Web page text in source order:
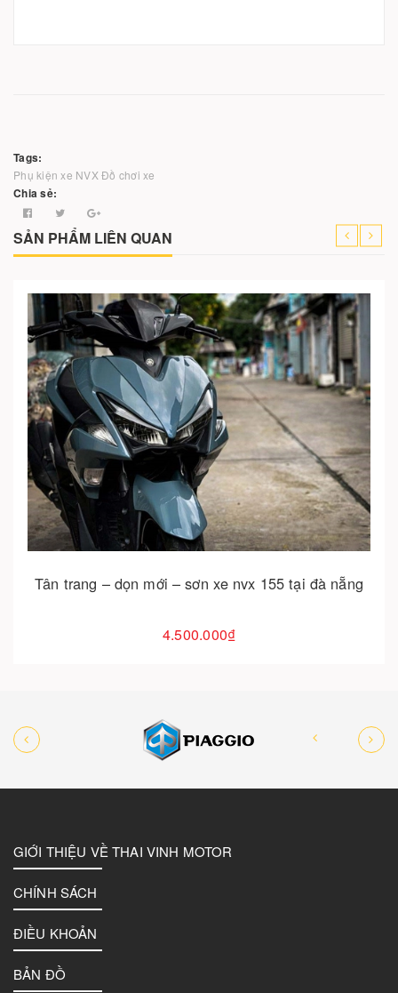
Tags:
Phụ kiện xe NVXĐồ chơi xe
Chia sẻ:
SẢN PHẨM LIÊN QUAN
Tân trang – dọn mới – sơn xe nvx 155 tại đà nẵng
4.500.000₫
Cho vào giỏ hàng
GIỚI THIỆU VỀ THAI VINH MOTOR
CHÍNH SÁCH
ĐIỀU KHOẢN
BẢN ĐỒ